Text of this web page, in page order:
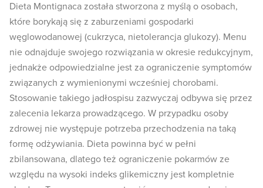
Dieta Montignaca została stworzona z myślą o osobach,
które borykają się z zaburzeniami gospodarki
węglowodanowej (cukrzyca, nietolerancja glukozy). Menu
nie odnajduje swojego rozwiązania w okresie redukcyjnym,
jednakże odpowiedzialne jest za ograniczenie symptomów
związanych z wymienionymi wcześniej chorobami.
Stosowanie takiego jadłospisu zazwyczaj odbywa się przez
zalecenia lekarza prowadzącego. W przypadku osoby
zdrowej nie występuje potrzeba przechodzenia na taką
formę odżywiania. Dieta powinna być w pełni
zbilansowana, dlatego też ograniczenie pokarmów ze
względu na wysoki indeks glikemiczny jest kompletnie